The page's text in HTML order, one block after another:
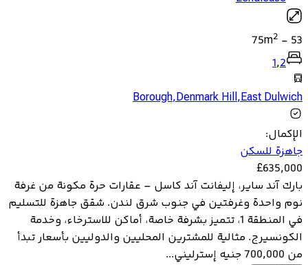
53
-
75m2
1,2
Borough,Denmark Hill,East Dulwich
الإكمال:
جاهزة للسكن
£635,000
بارك آند ساير، إليفانت آند كاسل – عقارات حرة مكونة من غرفة
نوم واحدة وغرفتين في جنوب شرق لندن. شقق جاهزة للتسليم
في المنطقة 1، تتميز بشرفة خاصة، أماكن للاسترخاء، وخدمة
الكونسيرج. مثالية للمشترين المحليين والدوليين بأسعار تبدأ
من 700,000 جنيه إسترليني...